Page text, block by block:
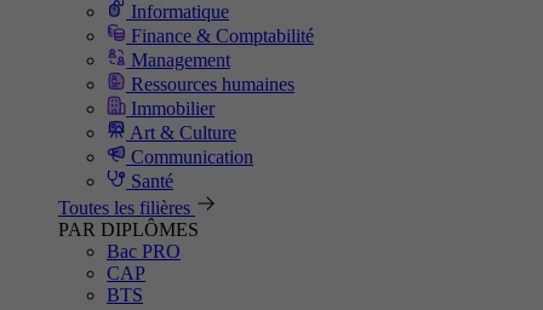
Informatique
Finance & Comptabilité
Management
Ressources humaines
Immobilier
Art & Culture
Communication
Santé
Toutes les filières
PAR DIPLÔMES
Bac PRO
CAP
BTS